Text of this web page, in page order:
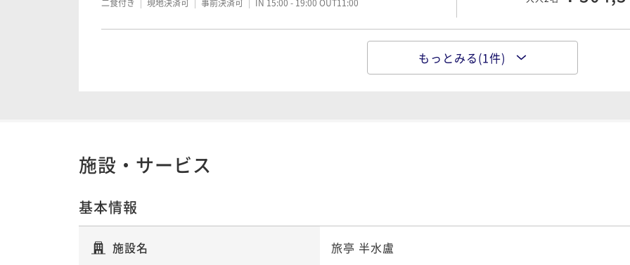
二食付き 現地決済可 事前決済可 IN 15:00 - 19:00 OUT11:00
ポイント即利用で
もっとみる(1件)
施設・サービス
基本情報
施設名 旅亭 半水盧